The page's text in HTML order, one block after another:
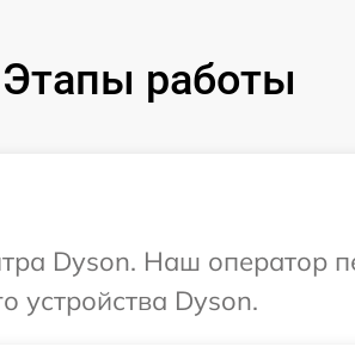
Этапы работы
Dyson. Наш оператор
устройства Dyson.